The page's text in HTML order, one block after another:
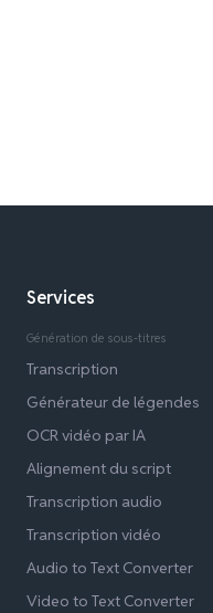
Services
Génération de sous-titres
Transcription
Générateur de légendes
OCR vidéo par IA
Alignement du script
Transcription audio
Transcription vidéo
Audio to Text Converter
Video to Text Converter